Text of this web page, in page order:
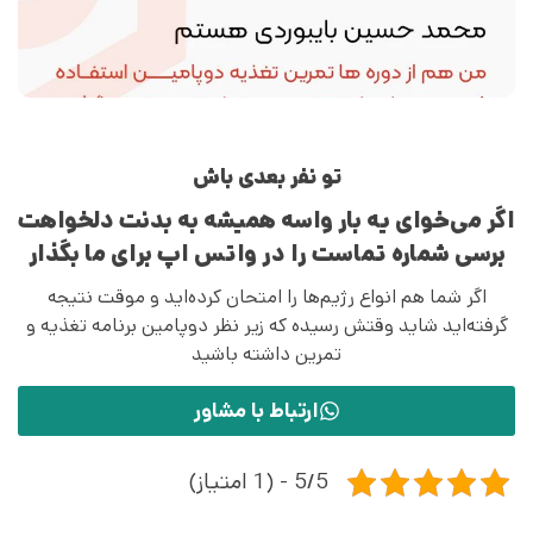
تو نفر بعدی باش
اگر می‌خوای یه بار واسه همیشه به بدنت دلخواهت
برسی شماره تماست را در واتس اپ برای ما بگذار
اگر شما هم انواع رژیم‌ها را امتحان کرده‌اید و موقت نتیجه
گرفته‌اید شاید وقتش رسیده که زیر نظر دوپامین برنامه تغذیه و
تمرین داشته باشید
ارتباط با مشاور
5/5 - (1 امتیاز)